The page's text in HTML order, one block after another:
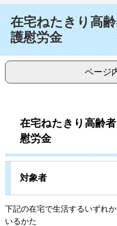
在宅ねたきり高
護慰労金
ページ
在宅ねたきり高齢
慰労金
対象者
下記の在宅で生活するいずれ
いるかた